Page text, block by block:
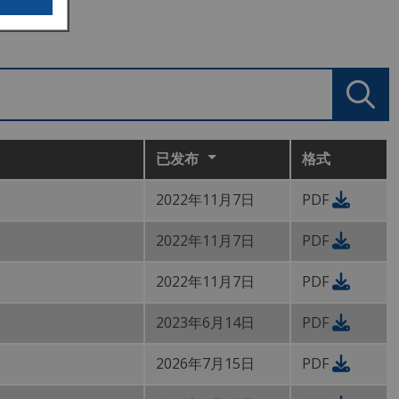
已发布 格式
2022年11月7日 PDF
2022年11月7日 PDF
2022年11月7日 PDF
2023年6月14日 PDF
2026年7月15日 PDF